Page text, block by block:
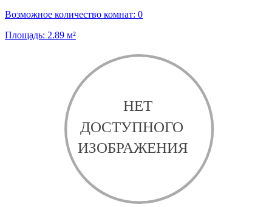
Возможное количество комнат: 0
Площадь: 2.89 м²